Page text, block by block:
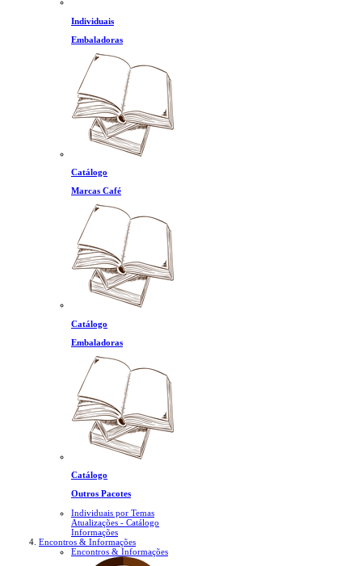
Individuais
Embaladoras
Catálogo
Marcas Café
Catálogo
Embaladoras
Catálogo
Outros Pacotes
Individuais por Temas
Atualizações - Catálogo
Informações
Encontros & Informações
Encontros & Informações